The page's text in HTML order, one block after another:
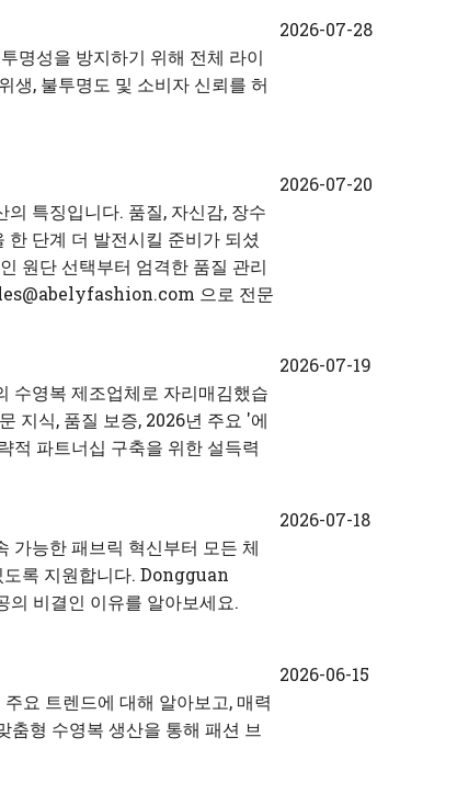
명성을 방지하기 위해 전체 라이
생, 불투명도 및 소비자 신뢰를 허
2026-07-28
특징입니다. 품질, 자신감, 장수
단계 더 발전시킬 준비가 되셨
원단 선택부터 엄격한 품질 관리
으로 전문
2026-07-20
영복 제조업체로 자리매김했습
지식, 품질 보증, 2026년 주요 '에
적 파트너십 구축을 위한 설득력
2026-07-19
가능한 패브릭 혁신부터 모든 체
도록 지원합니다. Dongguan
비결인 이유를 알아보세요.
2026-07-18
요 트렌드에 대해 알아보고, 매력
형 수영복 생산을 통해 패션 브
2026-06-15